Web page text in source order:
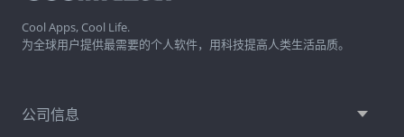
Cool Apps, Cool Life.
为全球用户提供最需要的个人软件，用科技提高人类生活品质。
公司信息